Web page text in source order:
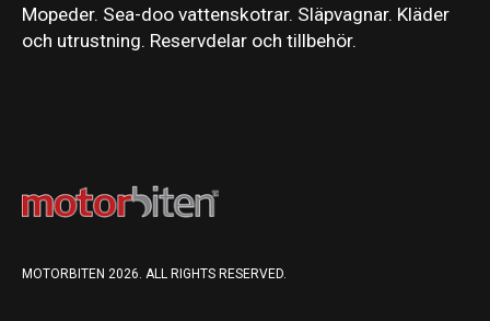
Mopeder. Sea-doo vattenskotrar. Släpvagnar. Kläder
och utrustning. Reservdelar och tillbehör.
MOTORBITEN 2026. ALL RIGHTS RESERVED.